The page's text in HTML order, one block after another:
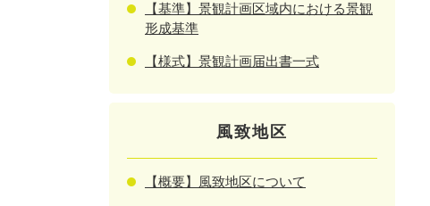
【基準】景観計画区域内における景観
形成基準
【様式】景観計画届出書一式
風致地区
【概要】風致地区について